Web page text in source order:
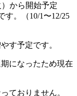
から開始予定
す。（10/1〜12/25
す予定です。
になったため現在
ておりません。